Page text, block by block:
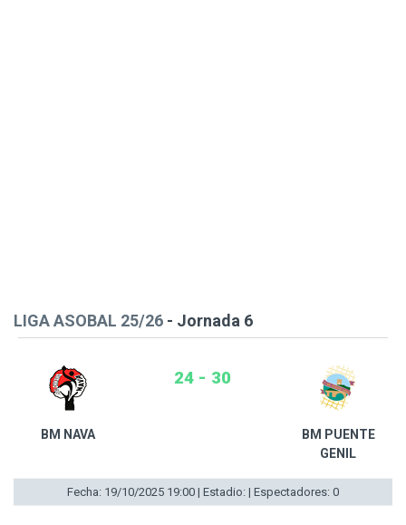
LIGA ASOBAL 25/26 - Jornada 6
BM NAVA
24 - 30
BM PUENTE
GENIL
Fecha: 19/10/2025 19:00 | Estadio: | Espectadores: 0